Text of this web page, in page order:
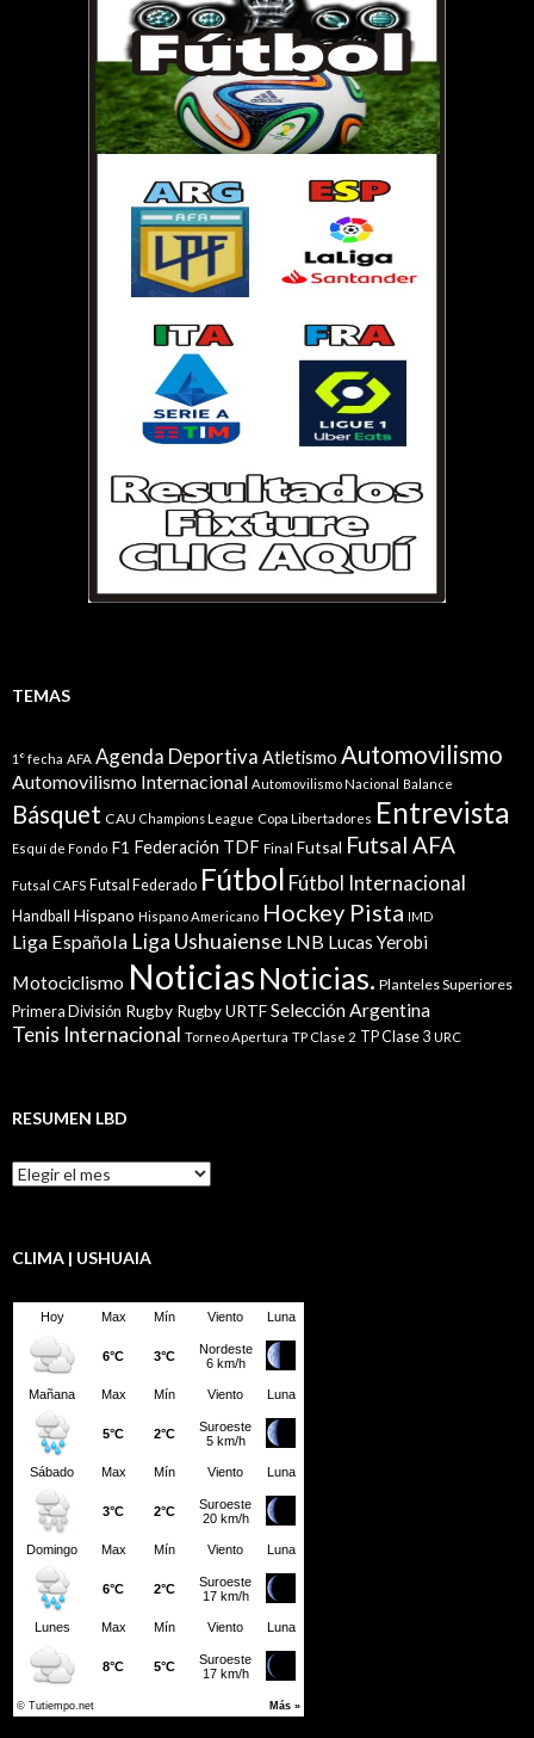
TEMAS
1° fecha AFA Agenda Deportiva Atletismo Automovilismo
Automovilismo Internacional Automovilismo Nacional Balance
Básquet CAU Champions League Copa Libertadores Entrevista
Esquí de Fondo F1 Federación TDF Final Futsal Futsal AFA
Futsal CAFS Futsal Federado Fútbol Fútbol Internacional
Handball Hispano Hispano Americano Hockey Pista IMD
Liga Española Liga Ushuaiense LNB Lucas Yerobi
Motociclismo Noticias Noticias. Planteles Superiores
Primera División Rugby Rugby URTFSelección Argentina
Tenis Internacional Torneo Apertura TP Clase 2 TP Clase 3 URC
RESUMEN LBD
Resumen
LBD
CLIMA | USHUAIA